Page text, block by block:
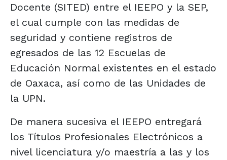
Docente (SITED) entre el IEEPO y la SEP,
el cual cumple con las medidas de
seguridad y contiene registros de
egresados de las 12 Escuelas de
Educación Normal existentes en el estado
de Oaxaca, así como de las Unidades de
la UPN.
De manera sucesiva el IEEPO entregará
los Títulos Profesionales Electrónicos a
nivel licenciatura y/o maestría a las y los